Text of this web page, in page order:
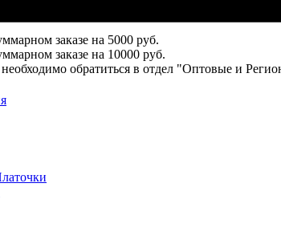
заказе на 5000 руб.
заказе на 10000 руб.
обратиться в отдел "Оптовые и